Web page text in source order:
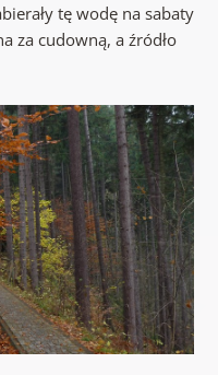
tę wodę na sabaty
za cudowną, a źródło